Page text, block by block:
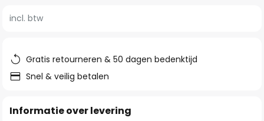
van
afbeeldingen-
gallerij
incl. btw
Gratis retourneren & 50 dagen bedenktijd
Snel & veilig betalen
Informatie over levering